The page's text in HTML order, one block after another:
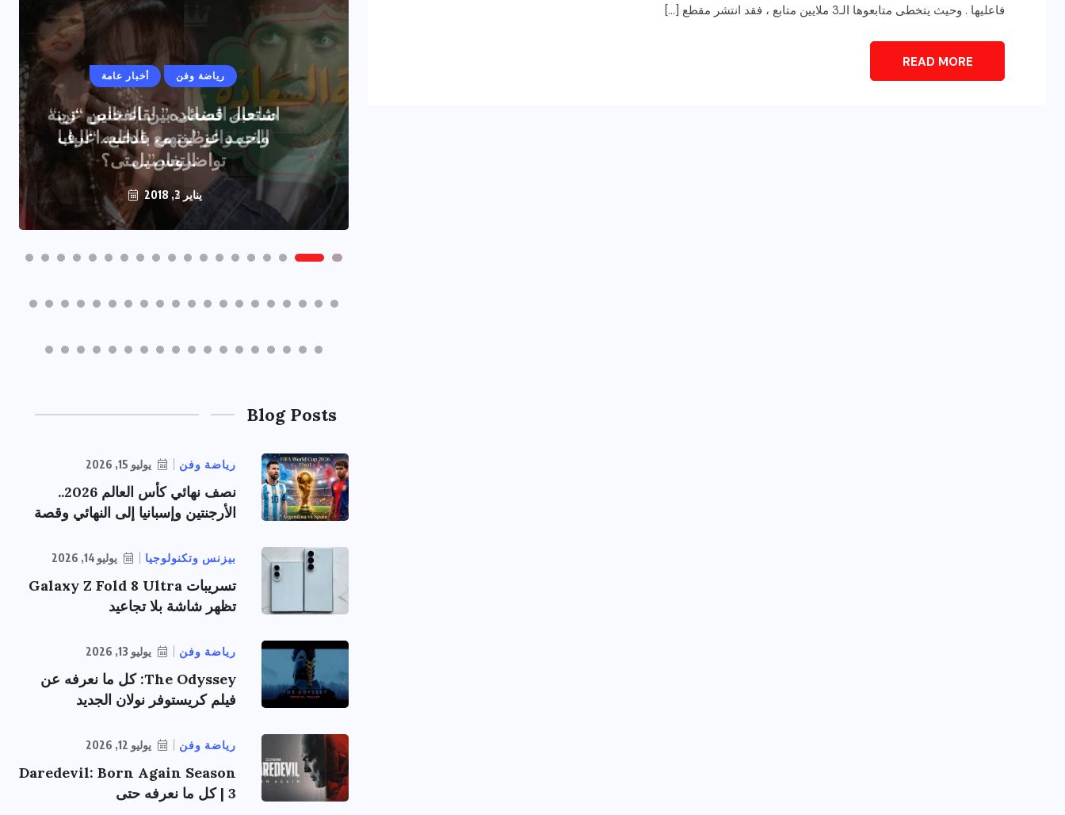
فاعليها . وحيث يتخطى متابعوها الـ3 ملايين متابع ، فقد انتشر مقطع […]
READ MORE
أخبار عامة رياضة وفن
اشتعال قضائى بين الفنانين “زينه
واحمد عز”ينتهى بالخلع..اعرف
التفاصيل
يناير 2, 2018
رياضة وفن
Blog Posts
رياضة وفن يوليو 15, 2026
نصف نهائي كأس العالم 2026..
الأرجنتين وإسبانيا إلى النهائي وقصة
بيزنس وتكنولوجيا يوليو 14, 2026
تسريبات Galaxy Z Fold 8 Ultra
تظهر شاشة بلا تجاعيد
رياضة وفن يوليو 13, 2026
The Odyssey: كل ما نعرفه عن
فيلم كريستوفر نولان الجديد
رياضة وفن يوليو 12, 2026
Daredevil: Born Again Season
3 | كل ما نعرفه حتى